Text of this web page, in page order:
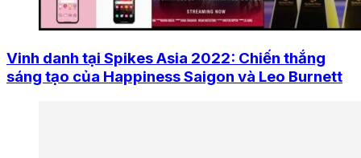
Vinh danh tại Spikes Asia 2022: Chiến thắng
sáng tạo của Happiness Saigon và Leo Burnett